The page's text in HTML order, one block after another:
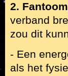
2.
verband
zou dit
- Een
als het